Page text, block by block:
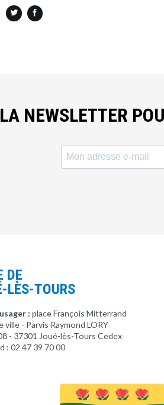
NEWSLETTER
DE
LÈS-TOURS
: place François Mitterrand
ville - Parvis Raymond LORY
- 37301 Joué-lès-Tours Cedex
: 02 47 39 70 00